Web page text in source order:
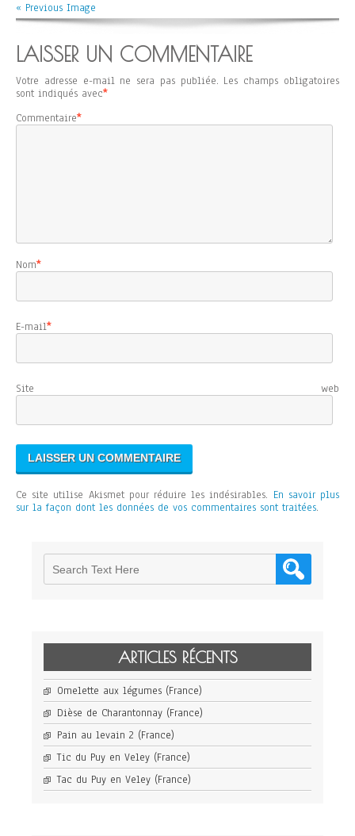
« Previous Image
LAISSER UN COMMENTAIRE
Votre adresse e-mail ne sera pas publiée. Les champs obligatoires
sont indiqués avec*
Commentaire*
Nom*
E-mail*
Site web
Ce site utilise Akismet pour réduire les indésirables. En savoir plus
sur la façon dont les données de vos commentaires sont traitées.
ARTICLES RÉCENTS
Omelette aux légumes (France)
Dièse de Charantonnay (France)
Pain au levain 2 (France)
Tic du Puy en Veley (France)
Tac du Puy en Veley (France)